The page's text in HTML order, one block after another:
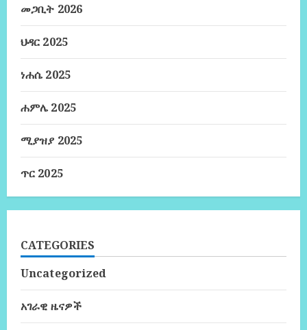
መጋቢት 2026
ህዳር 2025
ነሐሴ 2025
ሐምሌ 2025
ሚያዝያ 2025
ጥር 2025
CATEGORIES
Uncategorized
አገራዊ ዜናዎች